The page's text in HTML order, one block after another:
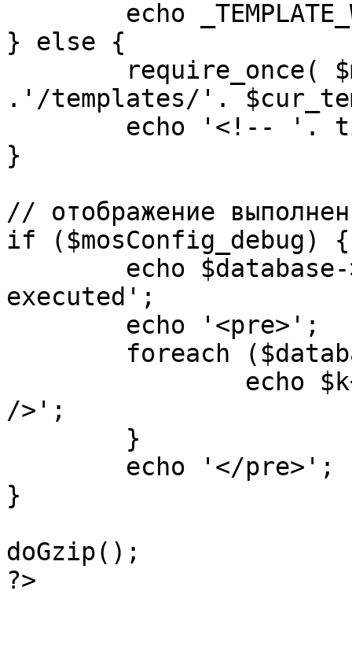
} else {
.'/templates/'.
}
// отображение
if ($mosConfig_debug) {
executed';
/>';
}
doGzip();
?>